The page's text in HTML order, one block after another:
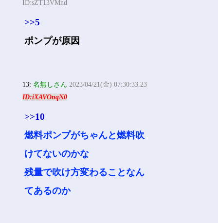
ID:sZT13VMnd
>>5
ポンプが原因
13:名無しさん 2023/04/21(金) 07:30:33.23
ID:iXAVOnqN0
>>10
燃料ポンプがちゃんと燃料吹
けてないのかな
残量で吹け方変わることなん
てあるのか